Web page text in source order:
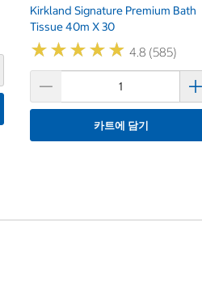
Kirkland Signature Premium Bath
Tissue 40m X 30
★★★★★
★★★★★ 4.8 (585)
카트에 담기